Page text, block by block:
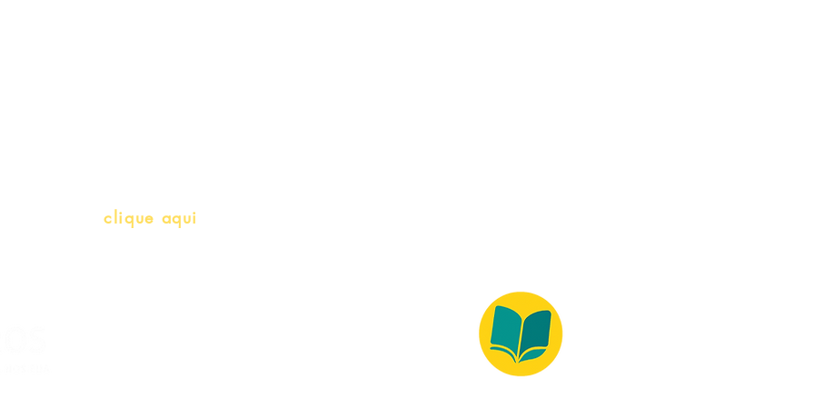
Whatsapp:clique aqui